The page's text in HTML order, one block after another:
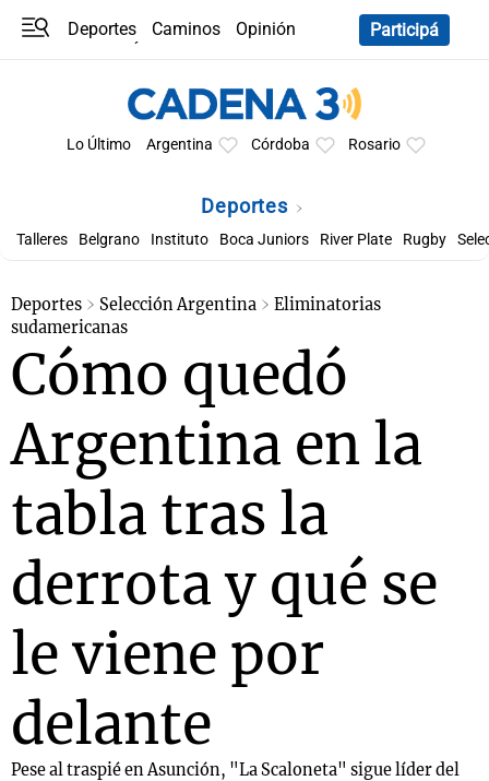
Deportes Caminos
Opinión
Participá
Lo Último Argentina Córdoba Rosario
Deportes
Talleres Belgrano Instituto Boca Juniors River Plate Rugby
Deportes Selección Argentina
Eliminatorias
sudamericanas
Cómo quedó
Argentina en la
tabla tras la
derrota y qué se
le viene por
delante
Pese al traspié en Asunción, "La Scaloneta" sigue líder del